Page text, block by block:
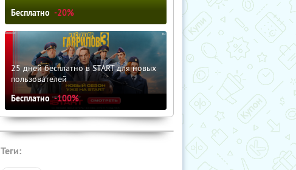
Бесплатно -20%
25 дней бесплатно в START для новых
пользователей
Бесплатно -100%
Теги: